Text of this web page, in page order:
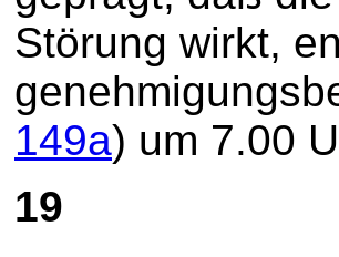
Störung wirkt,
149a) um 7.00
19